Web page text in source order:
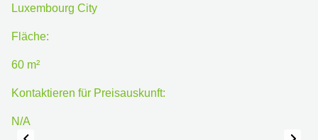
Luxembourg City
Fläche:
60 m²
Kontaktieren für Preisauskunft:
N/A